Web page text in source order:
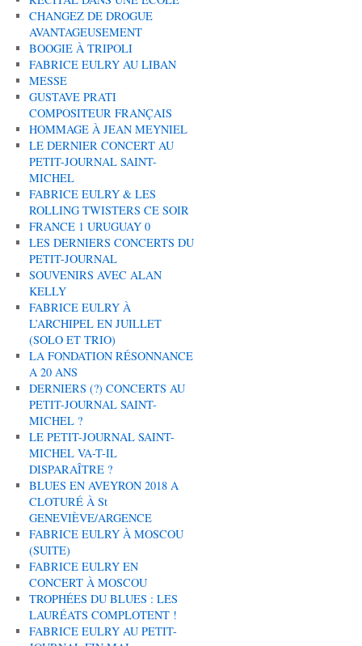
CHANGEZ DE DROGUE
AVANTAGEUSEMENT
BOOGIE À TRIPOLI
FABRICE EULRY AU LIBAN
MESSE
GUSTAVE PRATI
COMPOSITEUR FRANÇAIS
HOMMAGE À JEAN MEYNIEL
LE DERNIER CONCERT AU
PETIT-JOURNAL SAINT-
MICHEL
FABRICE EULRY & LES
ROLLING TWISTERS CE SOIR
FRANCE 1 URUGUAY 0
LES DERNIERS CONCERTS DU
PETIT-JOURNAL
SOUVENIRS AVEC ALAN
KELLY
FABRICE EULRY À
L’ARCHIPEL EN JUILLET
(SOLO ET TRIO)
LA FONDATION RÉSONNANCE
A 20 ANS
DERNIERS (?) CONCERTS AU
PETIT-JOURNAL SAINT-
MICHEL ?
LE PETIT-JOURNAL SAINT-
MICHEL VA-T-IL
DISPARAÎTRE ?
BLUES EN AVEYRON 2018 A
CLOTURÉ À St
GENEVIÈVE/ARGENCE
FABRICE EULRY À MOSCOU
(SUITE)
FABRICE EULRY EN
CONCERT À MOSCOU
TROPHÉES DU BLUES : LES
LAURÉATS COMPLOTENT !
FABRICE EULRY AU PETIT-